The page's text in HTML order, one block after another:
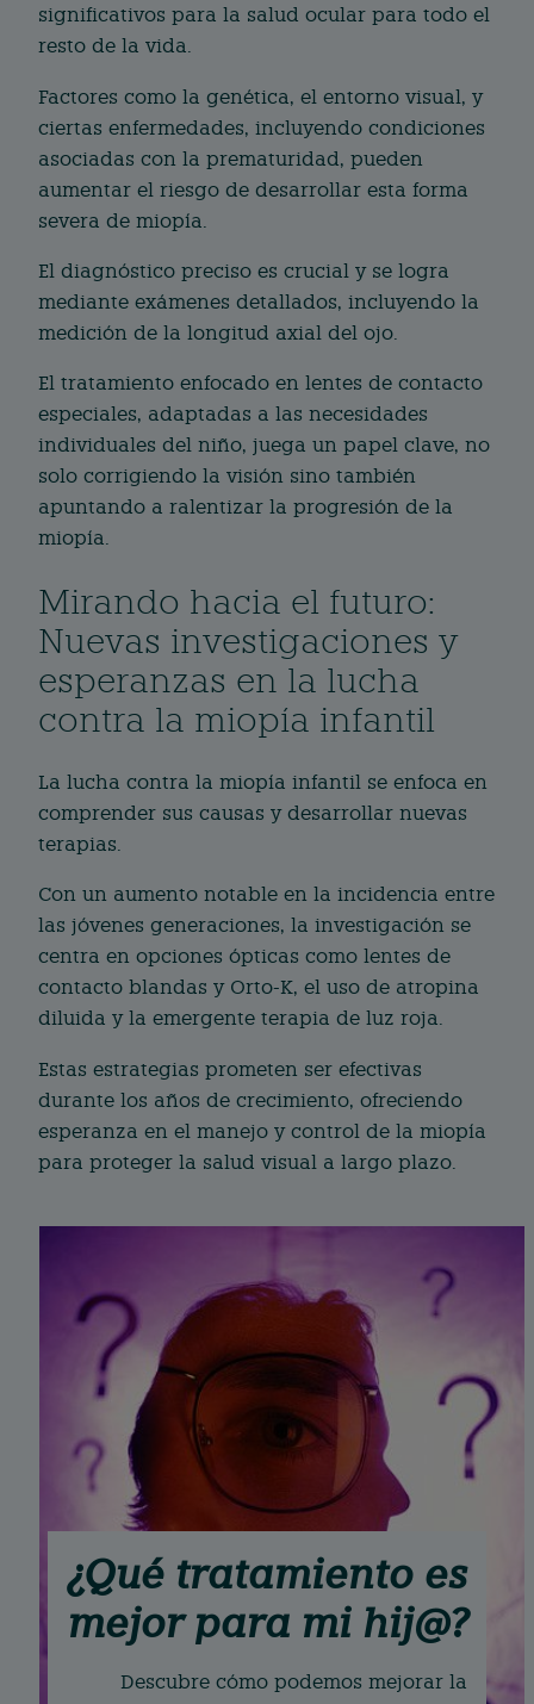
significativos para la salud ocular para todo el
resto de la vida.
Factores como la genética, el entorno visual, y
ciertas enfermedades, incluyendo condiciones
asociadas con la prematuridad, pueden
aumentar el riesgo de desarrollar esta forma
severa de miopía.
El diagnóstico preciso es crucial y se logra
mediante exámenes detallados, incluyendo la
medición de la longitud axial del ojo.
El tratamiento enfocado en lentes de contacto
especiales, adaptadas a las necesidades
individuales del niño, juega un papel clave, no
solo corrigiendo la visión sino también
apuntando a ralentizar la progresión de la
miopía.
Mirando hacia el futuro:
Nuevas investigaciones y
esperanzas en la lucha
contra la miopía infantil
La lucha contra la miopía infantil se enfoca en
comprender sus causas y desarrollar nuevas
terapias.
Con un aumento notable en la incidencia entre
las jóvenes generaciones, la investigación se
centra en opciones ópticas como lentes de
contacto blandas y Orto-K, el uso de atropina
diluida y la emergente terapia de luz roja.
Estas estrategias prometen ser efectivas
durante los años de crecimiento, ofreciendo
esperanza en el manejo y control de la miopía
para proteger la salud visual a largo plazo.
¿Qué tratamiento es
mejor para mi hij@?
Descubre cómo podemos mejorar la